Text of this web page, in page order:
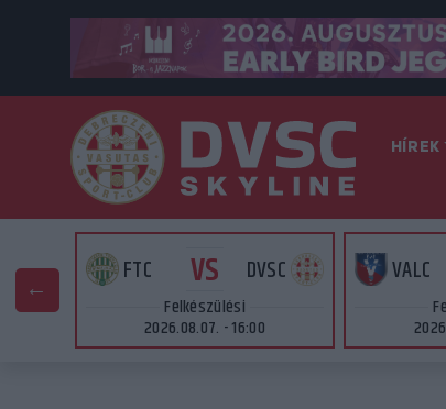
HÍREK
FTC VS DVSC
Felkészülési
2026.08.07. - 16:00
VALC